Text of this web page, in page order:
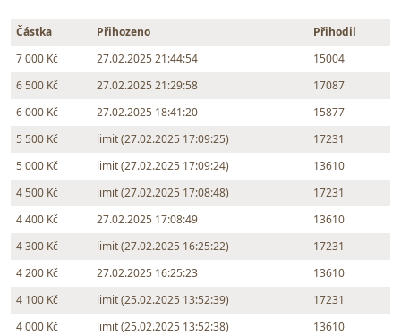
Částka Přihozeno
Přihodil
7 000 Kč
27.02.2025 21:44:54
15004
6 500 Kč
27.02.2025 21:29:58
17087
6 000 Kč
27.02.2025 18:41:20
15877
5 500 Kč
limit (27.02.2025 17:09:25)
17231
5 000 Kč
limit (27.02.2025 17:09:24)
13610
4 500 Kč
limit (27.02.2025 17:08:48)
17231
4 400 Kč
27.02.2025 17:08:49
13610
4 300 Kč
limit (27.02.2025 16:25:22)
17231
4 200 Kč
27.02.2025 16:25:23
13610
4 100 Kč
limit (25.02.2025 13:52:39)
17231
4 000 Kč
limit (25.02.2025 13:52:38) 13610